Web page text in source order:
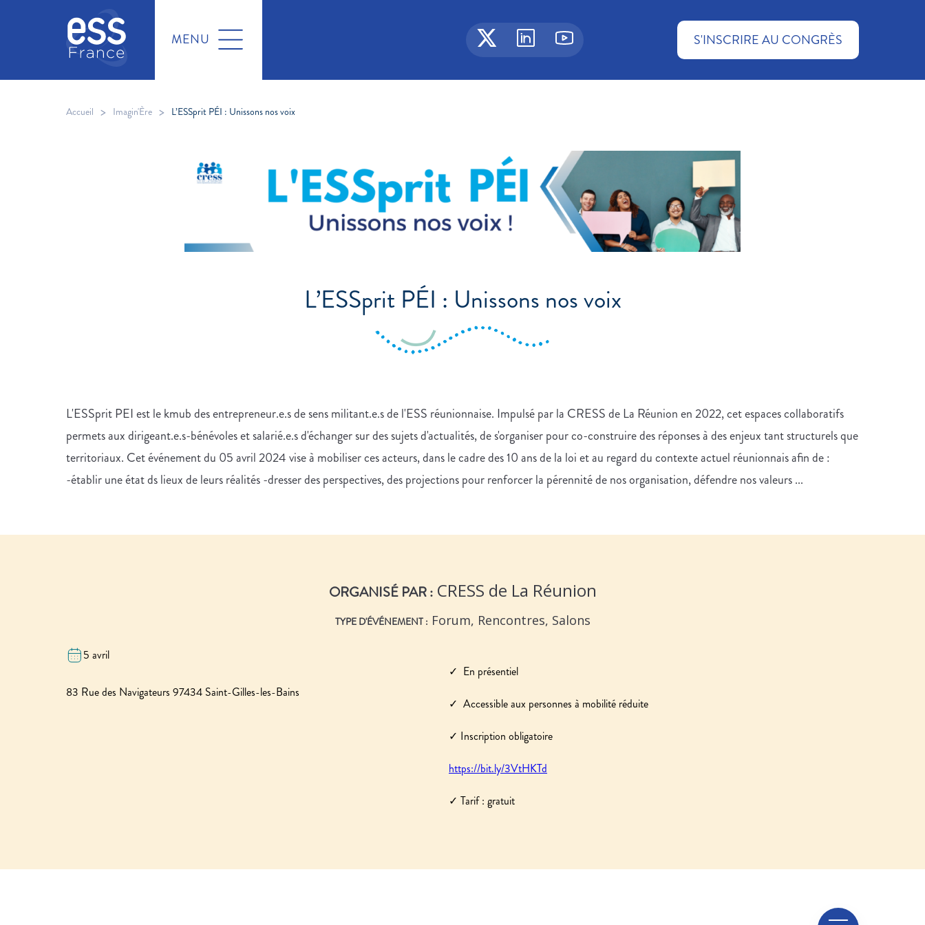
MENU S'INSCRIRE AU CONGRÈS
Accueil > Imagin'Ère > L’ESSprit PÉI : Unissons nos voix
L’ESSprit PÉI : Unissons nos voix
L'ESSprit PEI est le kmub des entrepreneur.e.s de sens militant.e.s de l'ESS réunionnaise. Impulsé par la CRESS de La Réunion en 2022, cet espaces collaboratifs
permets aux dirigeant.e.s-bénévoles et salarié.e.s d'échanger sur des sujets d'actualités, de s'organiser pour co-construire des réponses à des enjeux tant structurels que
territoriaux. Cet événement du 05 avril 2024 vise à mobiliser ces acteurs, dans le cadre des 10 ans de la loi et au regard du contexte actuel réunionnais afin de :
-établir une état ds lieux de leurs réalités -dresser des perspectives, des projections pour renforcer la pérennité de nos organisation, défendre nos valeurs ...
ORGANISÉ PAR :CRESS de La Réunion
TYPE D'ÉVÉNEMENT : Forum, Rencontres, Salons
5 avril
83 Rue des Navigateurs 97434 Saint-Gilles-les-Bains
✓ ️ En présentiel
✓ ️ Accessible aux personnes à mobilité réduite
✓ ️Inscription obligatoire
https://bit.ly/3VtHKTd
✓ Tarif : gratuit